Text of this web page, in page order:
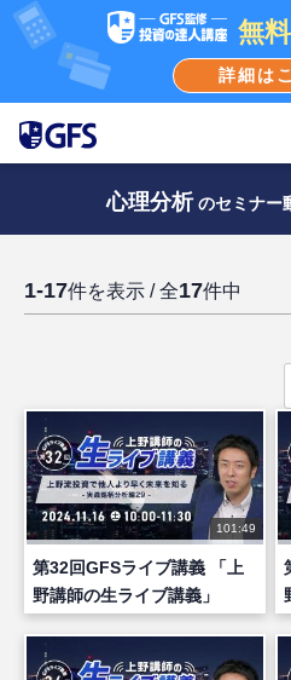
無
詳細は
心理分析 のセミナー
1-17件を表示 / 全17件中
101:49
第32回GFSライブ講義 「上
野講師の生ライブ講義」